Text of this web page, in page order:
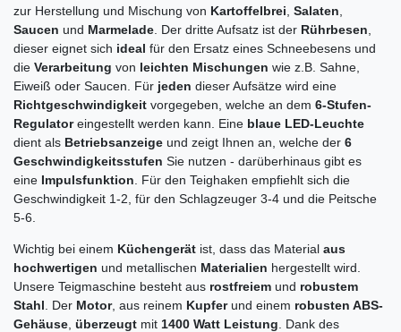
zur Herstellung und Mischung von Kartoffelbrei Salaten
Saucen und Marmelade . Der dritte Aufsatz ist der Rührbesen
dieser eignet sich ideal für den Ersatz eines Schneebesens und
die Verarbeitung von leichten Mischungen wie z.B. Sahne,
Eiweiß oder Saucen. Für jeden dieser Aufsätze wird eine
Richtgeschwindigkeit vorgegeben, welche an dem 6-Stufen-
Regulatoreingestellt werden kann. Eine blaue LED-Leuchte
dient als Betriebsanzeige und zeigt Ihnen an, welche der 6
Geschwindigkeitsstufen Sie nutzen - darüberhinaus gibt es
eine Impulsfunktion . Für den Teighaken empfiehlt sich die
Geschwindigkeit 1-2, für den Schlagzeuger 3-4 und die Peitsche
5-6.
Wichtig bei einem Küchengerät ist, dass das Material aus
hochwertigen und metallischen Materialien hergestellt wird.
Unsere Teigmaschine besteht aus rostfreiem und robustem
Stahl . Der Motor, aus reinem Kupferund einem robusten ABS-
Gehäuse überzeugt mit 1400 Watt Leistung . Dank des